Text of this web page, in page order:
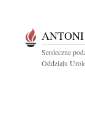
Serdeczne
Oddziału